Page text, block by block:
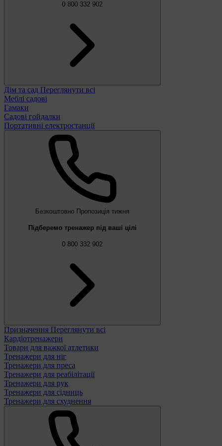
0 800 332 902
Дім та сад Переглянути всі
Меблі садові
Гамаки
Садові гойдалки
Портативні електростанції
Безкоштовно Пропозиція тижня
Підберемо тренажер під ваші цілі
0 800 332 902
Призначення Переглянути всі
Кардіотренажери
Товари для важкої атлетики
Тренажери для ніг
Тренажери для преса
Тренажери для реабілітації
Тренажери для рук
Тренажери для сідниць
Тренажери для схуднення